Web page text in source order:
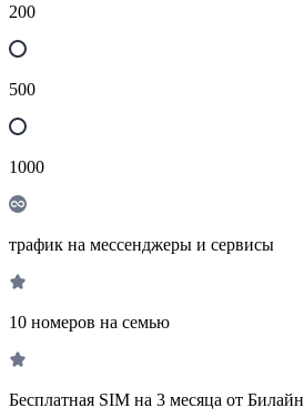
200
500
1000
трафик на мессенджеры и сервисы
10 номеров на семью
Бесплатная SIM на 3 месяца от Билайн